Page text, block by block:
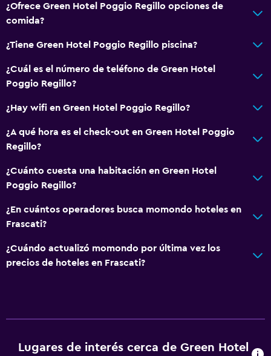
¿Ofrece Green Hotel Poggio Regillo opciones de
comida?
¿Tiene Green Hotel Poggio Regillo piscina?
¿Cuál es el número de teléfono de Green Hotel
Poggio Regillo?
¿Hay wifi en Green Hotel Poggio Regillo?
¿A qué hora es el check-out en Green Hotel Poggio
Regillo?
¿Cuánto cuesta una habitación en Green Hotel
Poggio Regillo?
¿En cuántos operadores busca momondo hoteles en
Frascati?
¿Cuándo actualizó momondo por última vez los
precios de hoteles en Frascati?
Lugares de interés cerca de Green Hotel